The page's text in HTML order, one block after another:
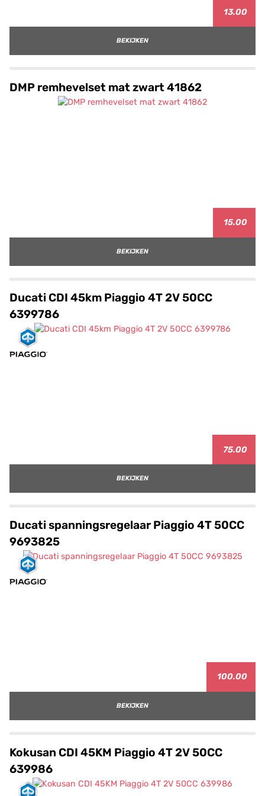
13.00
BEKIJKEN
DMP remhevelset mat zwart 41862
15.00
BEKIJKEN
Ducati CDI 45km Piaggio 4T 2V 50CC
6399786
75.00
BEKIJKEN
Ducati spanningsregelaar Piaggio 4T 50CC
9693825
100.00
BEKIJKEN
Kokusan CDI 45KM Piaggio 4T 2V 50CC
639986